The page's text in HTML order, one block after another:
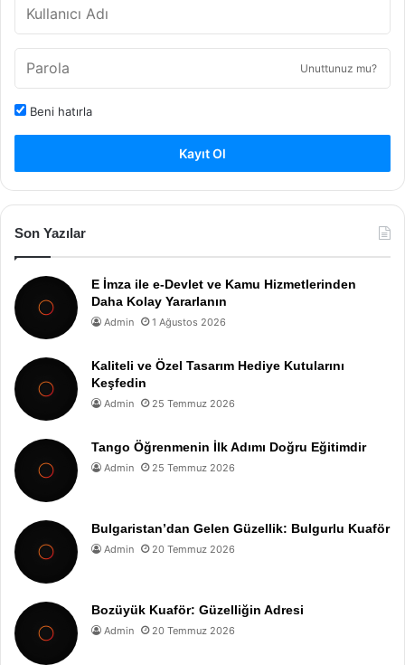
Unuttunuz mu?
Beni hatırla
Kayıt Ol
Son Yazılar
E İmza ile e-Devlet ve Kamu Hizmetlerinden
Daha Kolay Yararlanın
Admin 1 Ağustos 2026
Kaliteli ve Özel Tasarım Hediye Kutularını
Keşfedin
Admin 25 Temmuz 2026
Tango Öğrenmenin İlk Adımı Doğru Eğitimdir
Admin 25 Temmuz 2026
Bulgaristan’dan Gelen Güzellik: Bulgurlu Kuaför
Admin 20 Temmuz 2026
Bozüyük Kuaför: Güzelliğin Adresi
Admin 20 Temmuz 2026